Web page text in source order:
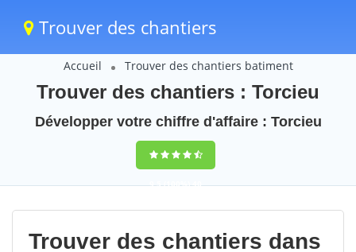
Trouver des chantiers
Accueil Trouver des chantiers batiment
Trouver des chantiers : Torcieu
Développer votre chiffre d'affaire : Torcieu
9,5(100%)40
votes
Trouver des chantiers dans